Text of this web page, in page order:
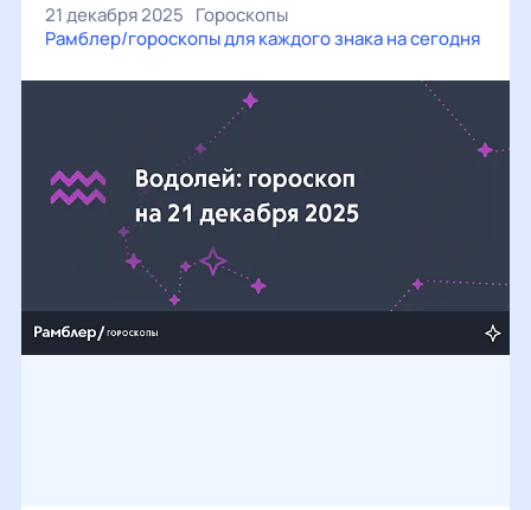
21 декабря 2025 Гороскопы
Рамблер/гороскопы для каждого знака на сегодня